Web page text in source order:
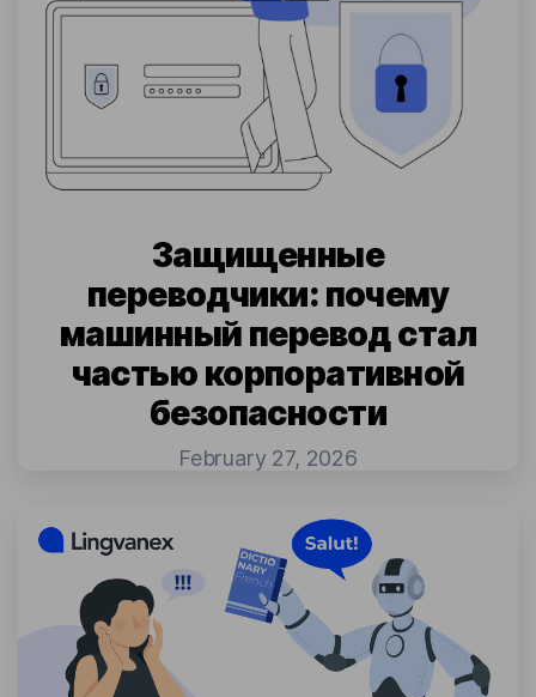
Защищенные
переводчики: почему
машинный перевод стал
частью корпоративной
безопасности
February 27, 2026